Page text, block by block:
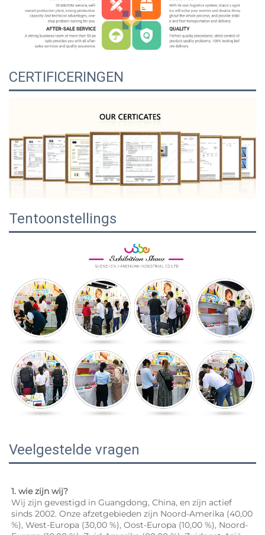
CERTIFICERINGEN
Tentoonstellings
Veelgestelde vragen
1. wie zijn wij?
Wij zijn gevestigd in Guangdong, China, en zijn actief
sinds 2002. Onze afzetgebieden zijn Noord-Amerika (40,00
%), West-Europa (30,00 %), Oost-Europa (10,00 %), Noord-